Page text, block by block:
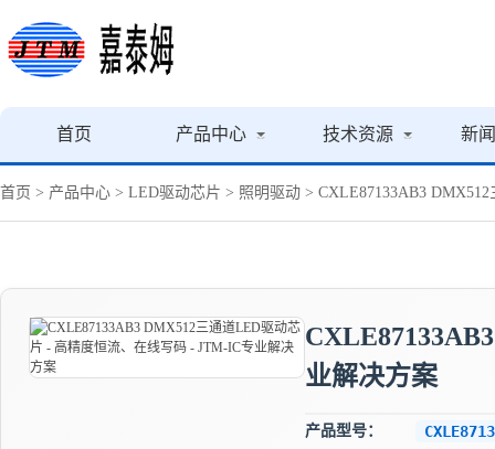
首页 产品中心 技术资源 新
首页 > 产品中心 > LED驱动芯片 > 照明驱动 > CXLE87133AB3
业解决方案
产品型号：